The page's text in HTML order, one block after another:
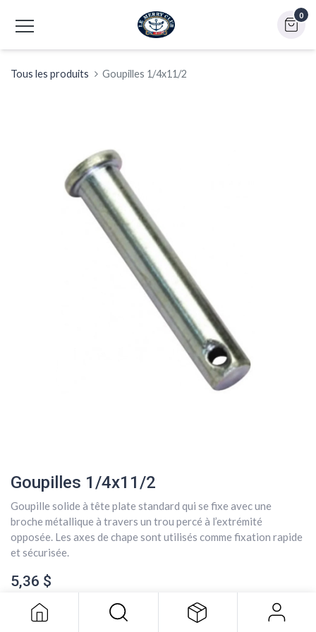
0
Tous les produits Goupilles 1/4x11/2
Goupilles 1/4x11/2
Goupille solide à tête plate standard qui se fixe avec une
broche métallique à travers un trou percé à l’extrémité
opposée. Les axes de chape sont utilisés comme fixation rapide
et sécurisée.
5,36 $